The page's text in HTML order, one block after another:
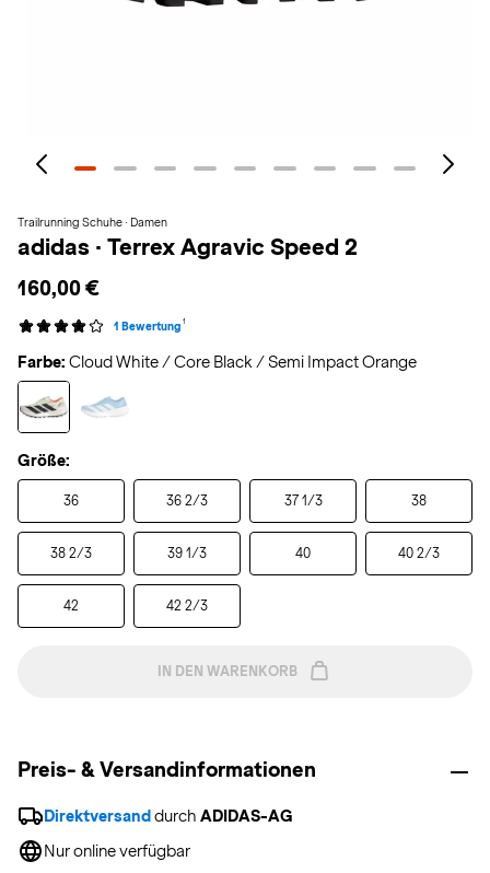
Trailrunning Schuhe · Damen
adidas · Terrex Agravic Speed 2
160,00 €
1 Bewertung 1
Farbe: Cloud White / Core Black / Semi Impact Orange
Größe:
36 36 2/3 37 1/3 38
38 2/3 39 1/3 40 40 2/3
42 42 2/3
IN DEN WARENKORB
Preis- & Versandinformationen
Direktversand durch ADIDAS-AG
Nur online verfügbar